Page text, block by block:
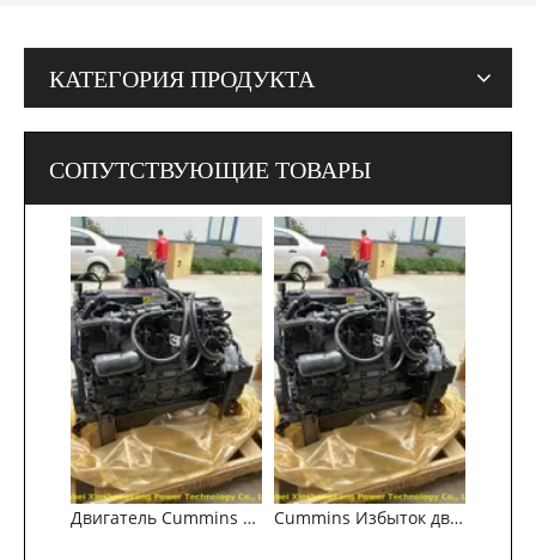
КАТЕГОРИЯ ПРОДУКТА
СОПУТСТВУЮЩИЕ ТОВАРЫ
Двигатель Cummins Surplus QSB6.7 Cummins Избыток двигателя QSB6.7